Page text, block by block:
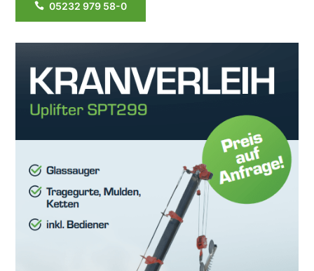
 05232 979 58-0